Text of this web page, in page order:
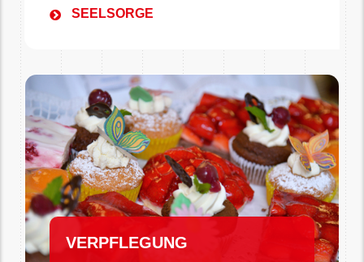
SEELSORGE
VERPFLEGUNG